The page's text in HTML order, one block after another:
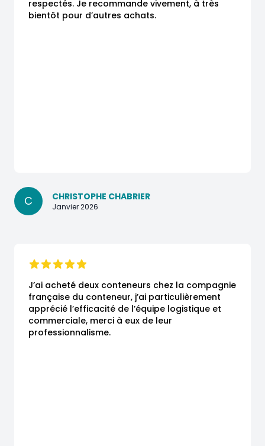
respectés. Je recommande vivement, à très
bientôt pour d’autres achats.
C CHRISTOPHE CHABRIER
Janvier 2026
J’ai acheté deux conteneurs chez la compagnie
française du conteneur, j’ai particulièrement
apprécié l’efficacité de l’équipe logistique et
commerciale, merci à eux de leur
professionnalisme.